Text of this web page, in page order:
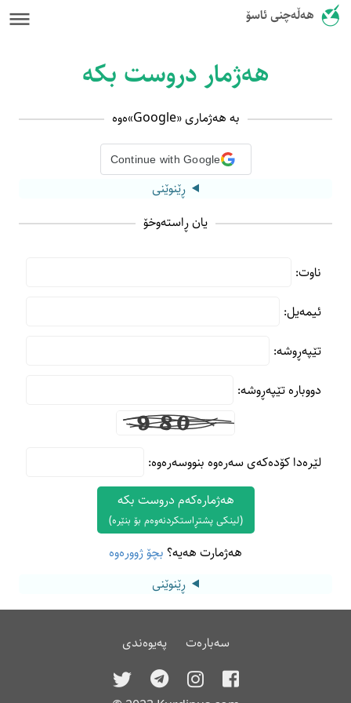
هەڵەچنی ئاسۆ
هەژمار دروست بکە
بە هەژماری «Google»ەوە
Continue with Google
ڕێنوێنی
یان ڕاستەوخۆ
ناوت:
ئیمەیل:
تێپەڕوشە:
دووبارە تێپەڕوشە:
لێرەدا کۆدەکەی سەرەوە بنووسەرەوە:
هەژمارەکەم دروست بکە
(لینکی پشتڕاستکردنەوەم بۆ بنێرە)
هەژمارت هەیە؟ بچۆ ژوورەوە
ڕێنوێنی
سەبارەت پەیوەندی